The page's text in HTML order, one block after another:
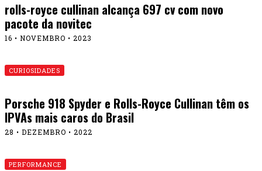
rolls-royce cullinan alcança 697 cv com novo
pacote da novitec
16 • NOVEMBRO • 2023
CURIOSIDADES
Porsche 918 Spyder e Rolls-Royce Cullinan têm os
IPVAs mais caros do Brasil
28 • DEZEMBRO • 2022
PERFORMANCE